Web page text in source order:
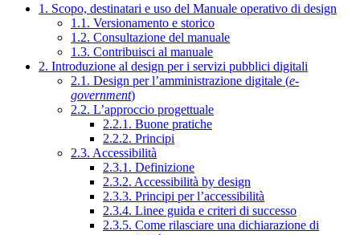
1. Scopo, destinatari e uso del Manuale operativo di design
1.1. Versionamento e storico
1.2. Consultazione del manuale
1.3. Contribuisci al manuale
2. Introduzione al design per i servizi pubblici digitali
2.1. Design per l’amministrazione digitale (e-
government)
2.2. L’approccio progettuale
2.2.1. Buone pratiche
2.2.2. Principi
2.3. Accessibilità
2.3.1. Definizione
2.3.2. Accessibilità by design
2.3.3. Principi per l’accessibilità
2.3.4. Linee guida e criteri di successo
2.3.5. Come rilasciare una dichiarazione di